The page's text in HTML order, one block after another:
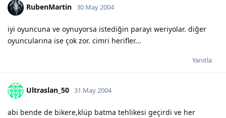
RubenMartin 30 May 2004
iyi oyuncuna ve oynuyorsa istediğin parayı weriyolar. diğer
oyuncularına ise çok zor. cimri herifler...
Yanıtla
Ultraslan_50 31 May 2004
abi bende de bikere,klüp batma tehlikesi geçirdi ve her